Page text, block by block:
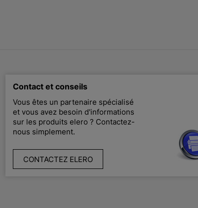
Contact et conseils
Vous êtes un partenaire spécialisé
et vous avez besoin d'informations
sur les produits elero ? Contactez-
nous simplement.
CONTACTEZ ELERO